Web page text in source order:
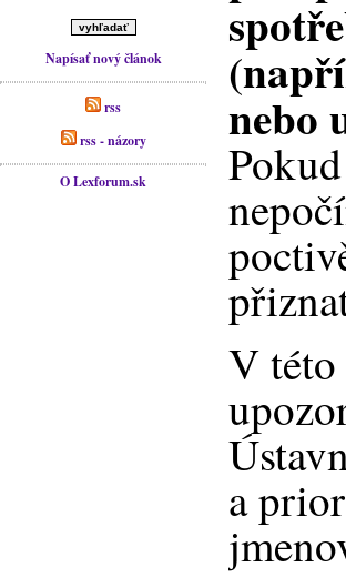
Napísať nový článok
rss
rss - názory
O Lexforum.sk
nebo
V
a